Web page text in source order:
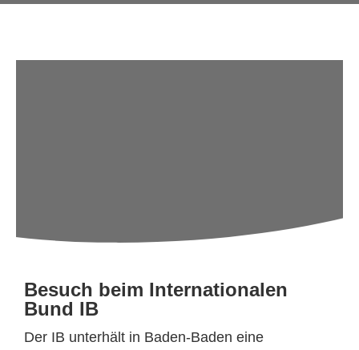
Besuch beim Internationalen
Bund IB
Der IB unterhält in Baden-Baden eine